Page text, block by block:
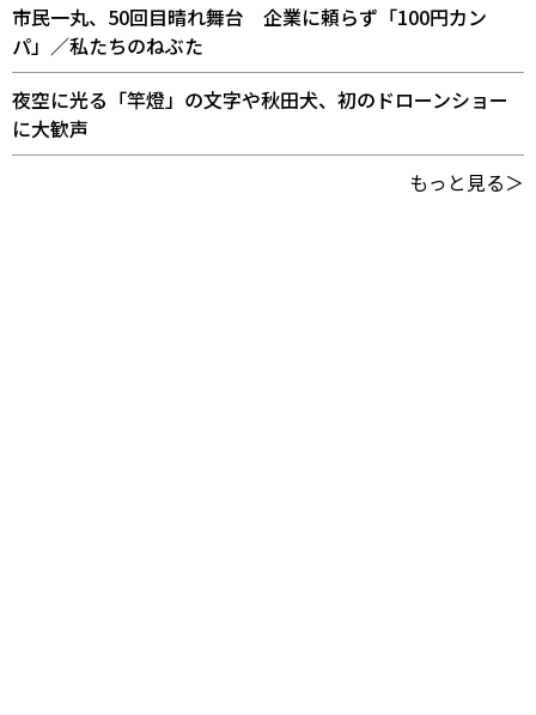
市民一丸、50回目晴れ舞台 企業に頼らず「100円カン
パ」／私たちのねぶた
夜空に光る「竿燈」の文字や秋田犬、初のドローンショー
に大歓声
もっと見る＞